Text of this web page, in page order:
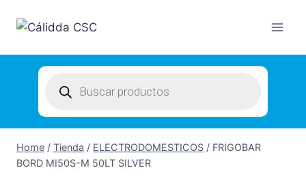
search
Home / Tienda / ELECTRODOMESTICOS / FRIGOBAR
BORD MI50S-M 50LT SILVER